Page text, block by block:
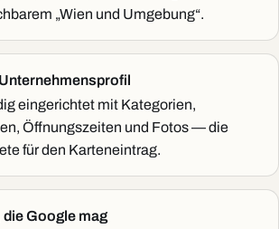
„Wien und Umgebung“.
eingerichtet mit Kategorien,
Öffnungszeiten und Fotos — die
für den Karteneintrag.
die Google mag